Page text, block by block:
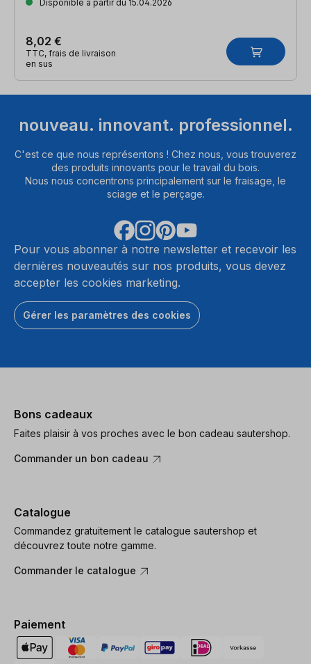
Disponible à partir du 15.04.2026
8,02 €
TTC, frais de livraison
en sus
nouveau. innovant. professionnel.
C'est ce que nous représentons ! Chez nous, vous trouverez
des produits innovants pour le travail du bois.
Nous nous concentrons principalement sur le fraisage, le
sciage et le perçage.
Pour vous abonner à notre newsletter et recevoir les
dernières nouveautés sur nos produits, vous devez
accepter les cookies marketing.
Gérer les paramètres des cookies
Bons cadeaux
Faites plaisir à vos proches avec le bon cadeau sautershop.
Commander un bon cadeau
Catalogue
Commandez gratuitement le catalogue sautershop et
découvrez toute notre gamme.
Commander le catalogue
Paiement